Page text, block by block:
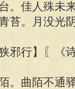
佳人殊未来
苔。月没光
行】〖《诗
曲陌不通驿